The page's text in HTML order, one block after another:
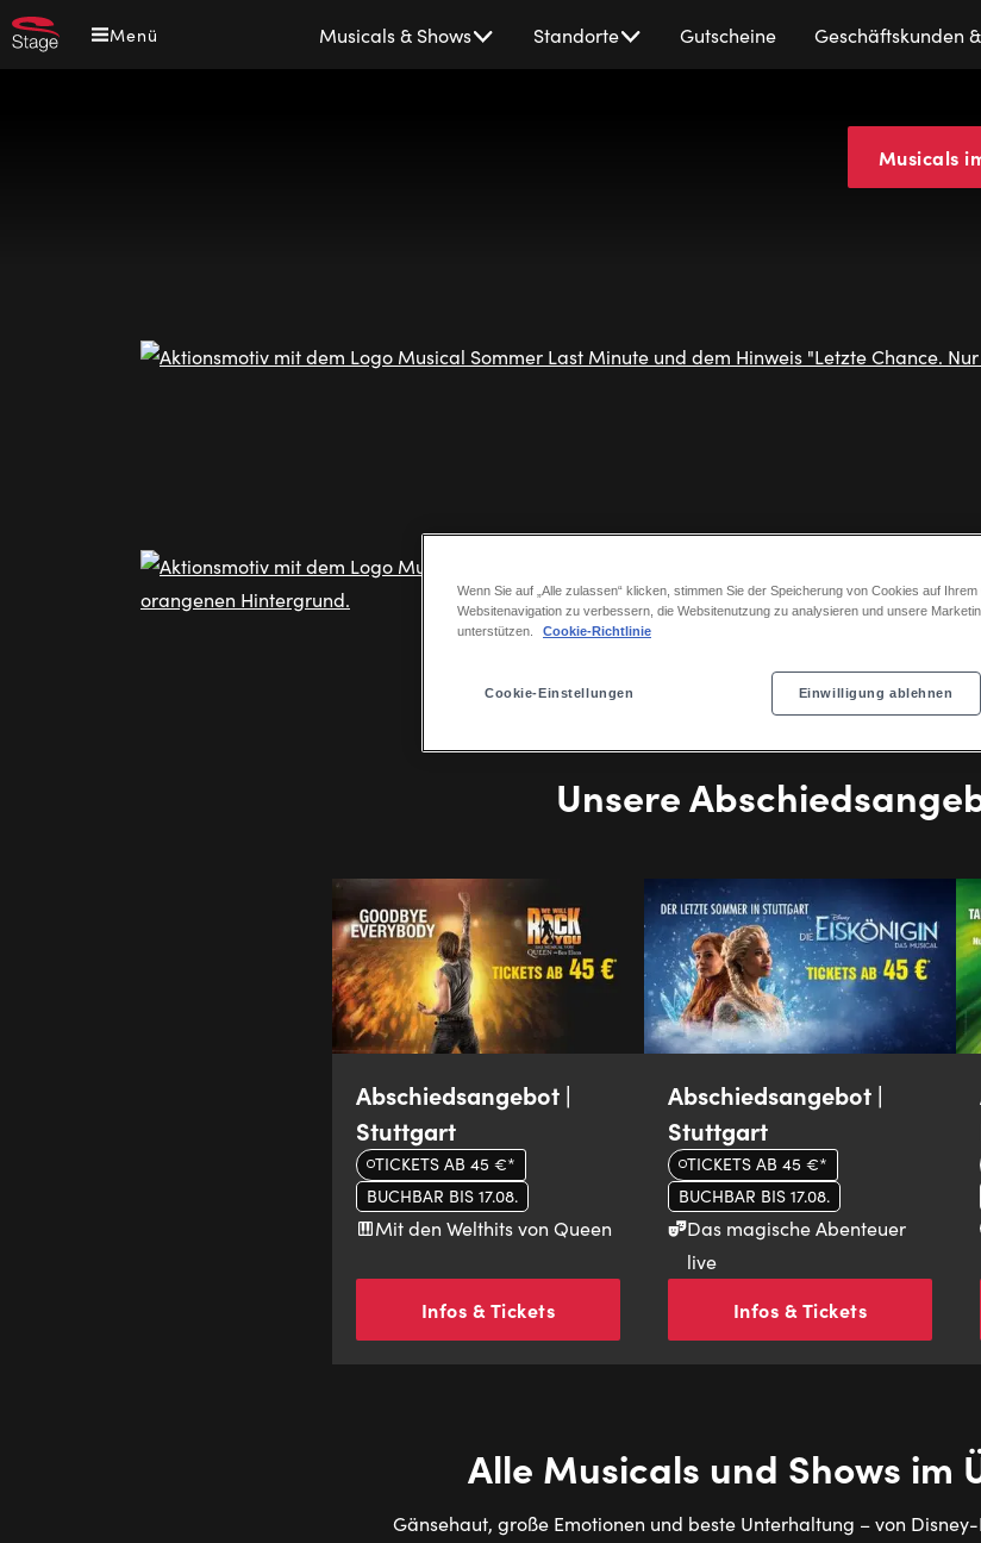
Direkt
zum
Menü
navigation
Musicals & Shows Standorte Gutscheine Geschäftskunden
Musicals
Unsere
Abschiedsangebot |
Stuttgart
TICKETS AB 45 €*
BUCHBAR BIS 17.08.
Mit den Welthits von Queen
Infos & Tickets
Abschiedsangebot |
Stuttgart
TICKETS AB 45 €*
BUCHBAR BIS 17.08.
Das magische Abenteuer
live
Infos & Tickets
Alle Musicals und Shows im
Gänsehaut, große Emotionen und beste Unterhaltung – von
Wenn Sie auf „Alle zulassen“ klicken, stimmen Sie der Speicherung von Cookies auf
Websitenavigation zu verbessern, die Websitenutzung zu analysieren und unsere
unterstützen.
Cookie-Richtlinie
Cookie-Einstellungen Einwilligung ablehnen